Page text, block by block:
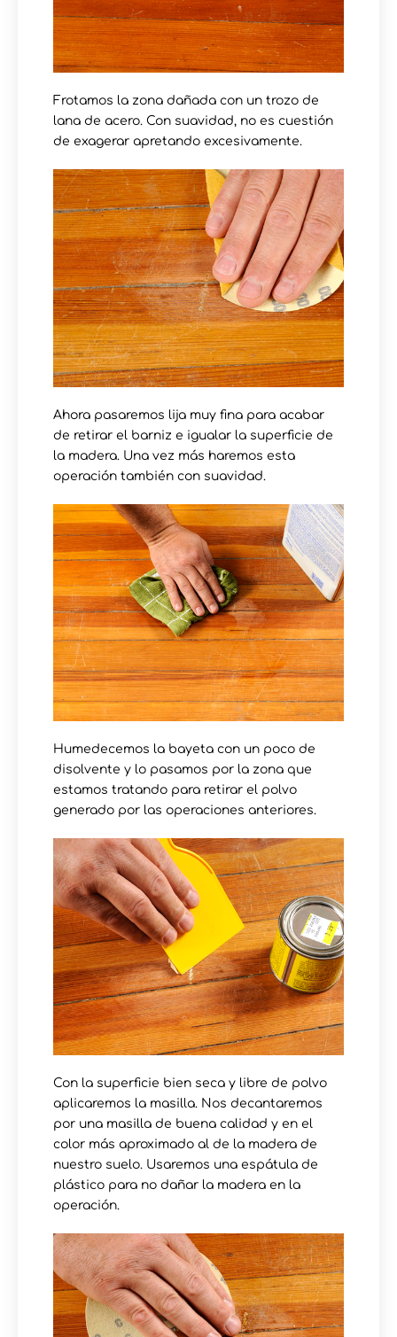
Frotamos la zona dañada con un trozo de
lana de acero. Con suavidad, no es cuestión
de exagerar apretando excesivamente.
Ahora pasaremos lija muy fina para acabar
de retirar el barniz e igualar la superficie de
la madera. Una vez más haremos esta
operación también con suavidad.
Humedecemos la bayeta con un poco de
disolvente y lo pasamos por la zona que
estamos tratando para retirar el polvo
generado por las operaciones anteriores.
Con la superficie bien seca y libre de polvo
aplicaremos la masilla. Nos decantaremos
por una masilla de buena calidad y en el
color más aproximado al de la madera de
nuestro suelo. Usaremos una espátula de
plástico para no dañar la madera en la
operación.